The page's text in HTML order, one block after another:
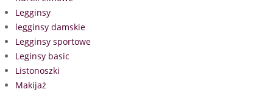
Legginsy
legginsy damskie
Legginsy sportowe
Leginsy basic
Listonoszki
Makijaż